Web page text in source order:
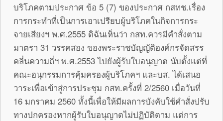
บริโภคตามประกาศ ข้อ 5 (7) ของประกาศ กสทช.เรื่อง
การกระทำที่เป็นการเอาเปรียบผู้บริโภคในกิจการกระ
จายเสียงฯ พ.ศ.2555 ดิฉันเห็นว่า กสท.ควรมีคำสั่งตาม
มาตรา 31 วรรคสอง ของพระราชบัญญัติองค์กรจัดสรร
คลี่นความถี่ฯ พ.ศ.2553 ไปยังผู้รับใบอนุญาต นับตั้งแต่ที่
คณะอนุกรรมการคุ้มครองผู้บริโภคฯ และบส. ได้เสนอ
วาระเพื่อเข้าสู่การประชุม กสท.ครั้งที่ 2/2560 เมื่อวันที่
16 มกราคม 2560 ทั้งนี้เพื่อให้มีผลการบังคับใช้คำสั่งปรับ
ทางปกครองหากผู้รับใบอนุญาตไม่ปฏิบัติตาม แต่การ